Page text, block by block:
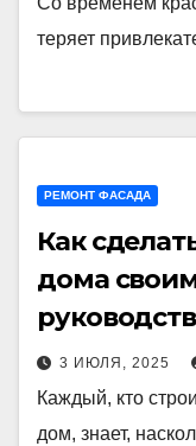
теряет
РЕМОНТ ФАСАДА
Как
дома
3 ИЮЛЯ, 2025
Каждый, кто
дом, знает,